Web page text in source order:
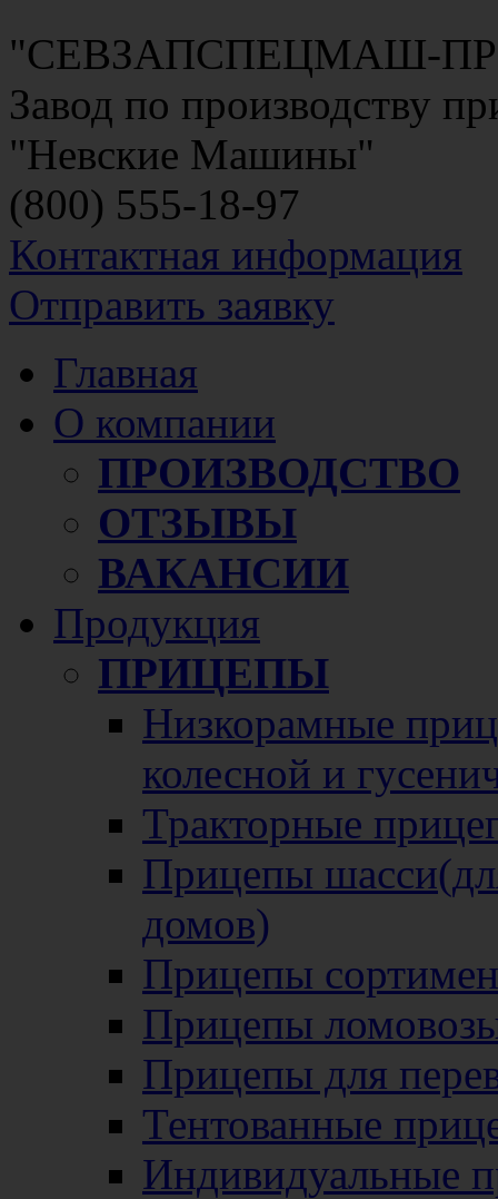
"СЕВЗАПСПЕЦМАШ-
Завод по производству
"Невские Машины"
(800) 555-18-97
Контактная информация
Отправить заявку
Главная
О компании
ПРОИЗВОДСТВО
ОТЗЫВЫ
ВАКАНСИИ
Продукция
ПРИЦЕПЫ
Низкорамные
колесной и
Тракторные
Прицепы
домов)
Прицепы
Прицепы
Прицепы для
Тентованные
Индивидуальные